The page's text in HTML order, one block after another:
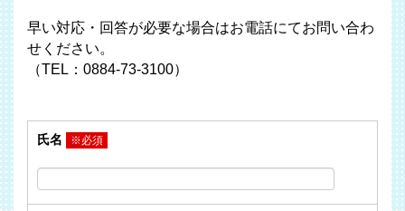
早い対応・回答が必要な場合はお電話にてお問い合わ
せください。
（TEL：0884-73-3100）
氏名 ※必須